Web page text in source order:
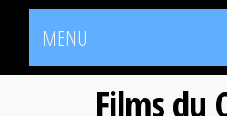
MENU
Films du